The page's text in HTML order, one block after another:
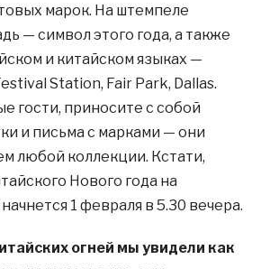
марок. На штемпеле
— символ этого года, а также
и китайском языках —
Station, Fair Park, Dallas.
гости, приносите с собой
и письма с марками — они
любой коллекции. Кстати,
Нового года на
1 февраля в 5.30 вечера.
огней мы увидели как